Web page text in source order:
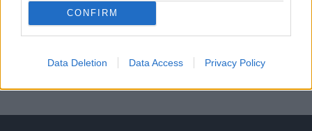
CONFIRM
Data Deletion Data Access Privacy Policy